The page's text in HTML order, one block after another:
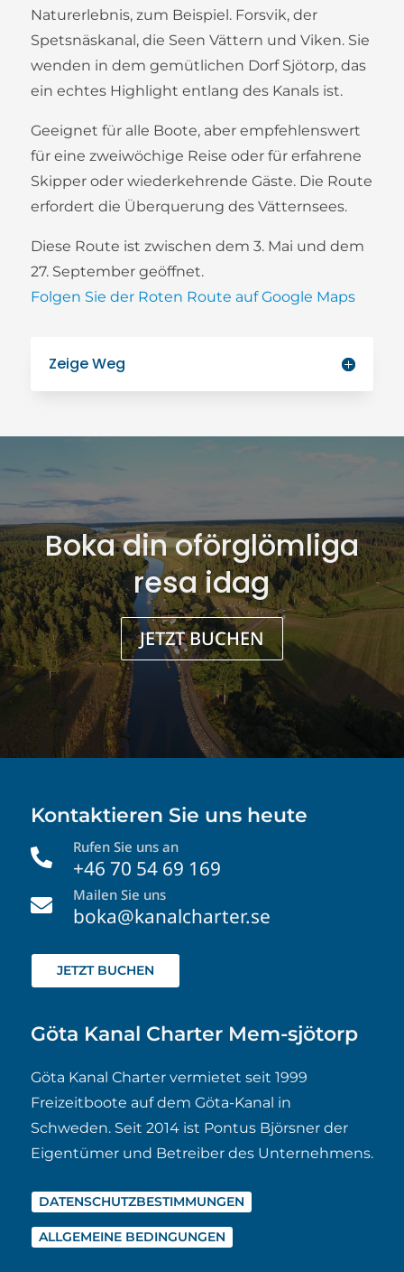
Naturerlebnis, zum Beispiel. Forsvik, der
Spetsnäskanal, die Seen Vättern und Viken. Sie
wenden in dem gemütlichen Dorf Sjötorp, das
ein echtes Highlight entlang des Kanals ist.
Geeignet für alle Boote, aber empfehlenswert
für eine zweiwöchige Reise oder für erfahrene
Skipper oder wiederkehrende Gäste. Die Route
erfordert die Überquerung des Vätternsees.
Diese Route ist zwischen dem 3. Mai und dem
27. September geöffnet.
Folgen Sie der Roten Route auf Google Maps
Zeige Weg
Boka din oförglömliga
resa idag
JETZT BUCHEN
Kontaktieren Sie uns heute
 Rufen Sie uns an
+46 70 54 69 169
 Mailen Sie uns
boka@kanalcharter.se
JETZT BUCHEN
Göta Kanal Charter Mem-sjötorp
Göta Kanal Charter vermietet seit 1999
Freizeitboote auf dem Göta-Kanal in
Schweden. Seit 2014 ist Pontus Björsner der
Eigentümer und Betreiber des Unternehmens.
DATENSCHUTZBESTIMMUNGEN
ALLGEMEINE BEDINGUNGEN